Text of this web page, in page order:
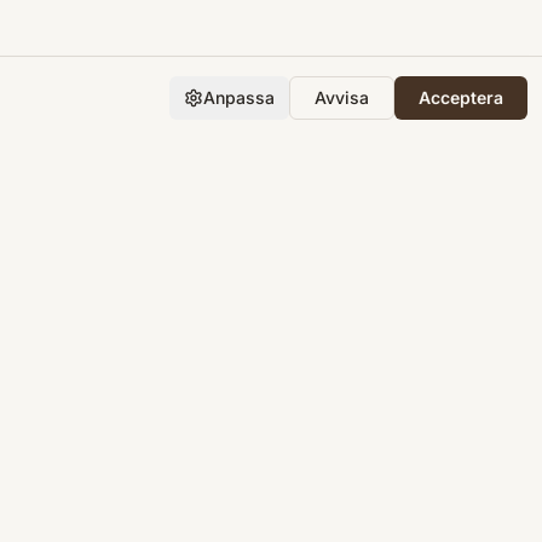
Anpassa Avvisa Acceptera